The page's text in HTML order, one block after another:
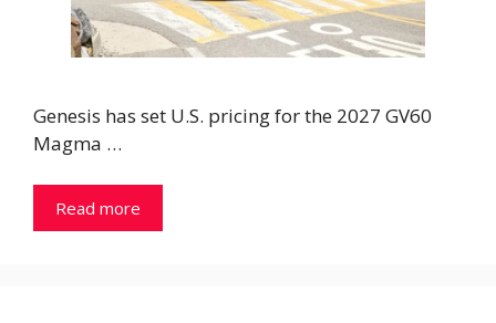
Genesis has set U.S. pricing for the 2027 GV60
Magma …
Read more